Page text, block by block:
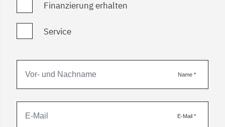
Finanzierung erhalten
Service
Name *
E-Mail *